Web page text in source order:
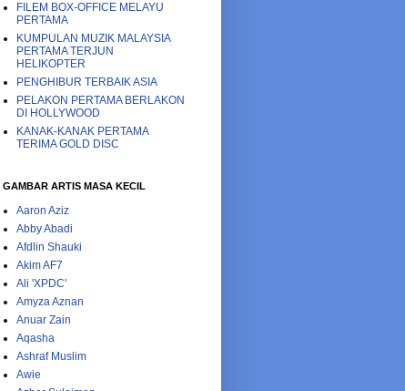
FILEM BOX-OFFICE MELAYU
PERTAMA
KUMPULAN MUZIK MALAYSIA
PERTAMA TERJUN
HELIKOPTER
PENGHIBUR TERBAIK ASIA
PELAKON PERTAMA BERLAKON
DI HOLLYWOOD
KANAK-KANAK PERTAMA
TERIMA GOLD DISC
GAMBAR ARTIS MASA KECIL
Aaron Aziz
Abby Abadi
Afdlin Shauki
Akim AF7
Ali 'XPDC'
Amyza Aznan
Anuar Zain
Aqasha
Ashraf Muslim
Awie